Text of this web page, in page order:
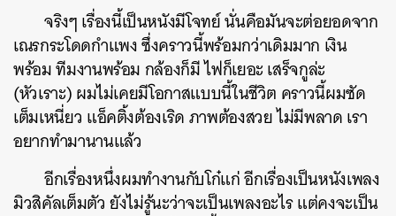
จริงๆ เรื่องนี้เป็นหนังมีโจทย์ นั่นคือมันจะต่อยอดจาก
เณรกระโดดกำแพงซึ่งคราวนี้พร้อมกว่าเดิมมาก เงิน
พร้อม ทีมงานพร้อม กล้องก็มี ไฟก็เยอะ เสร็จกูล่ะ
(หัวเราะ) ผมไม่เคยมีโอกาสแบบนี้ในชีวิต คราวนี้ผมซัด
เต็มเหนี่ยว แอ็คติ้งต้องเริด ภาพต้องสวย ไม่มีพลาด เรา
อยากทำมานานแล้ว
อีกเรื่องหนึ่งผมทำงานกับโก๋แก่ อีกเรื่องเป็นหนังเพลง
มิวสิคัลเต็มตัว ยังไม่รู้นะว่าจะเป็นเพลงอะไร แต่คงจะเป็น